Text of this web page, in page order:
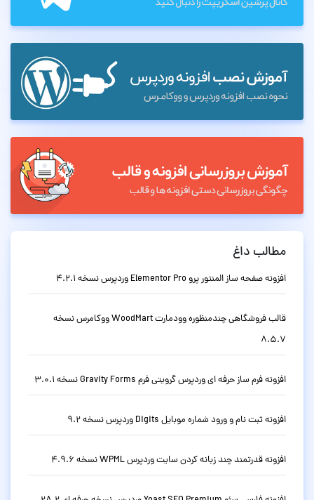
مطالب داغ
افزونه صفحه ساز المنتور پرو Elementor Pro وردپرس نسخه 4.2.1
قالب فروشگاهی چندمنظوره وودمارت WoodMart ووکامرس نسخه
8.5.7
افزونه فرم ساز حرفه ای وردپرس گرویتی فرم Gravity Forms نسخه 3.0.1
افزونه ثبت نام و ورود شماره موبایل Digits وردپرس نسخه 9.2
افزونه قدرتمند چند زبانه کردن سایت وردپرس WPML نسخه 4.9.6